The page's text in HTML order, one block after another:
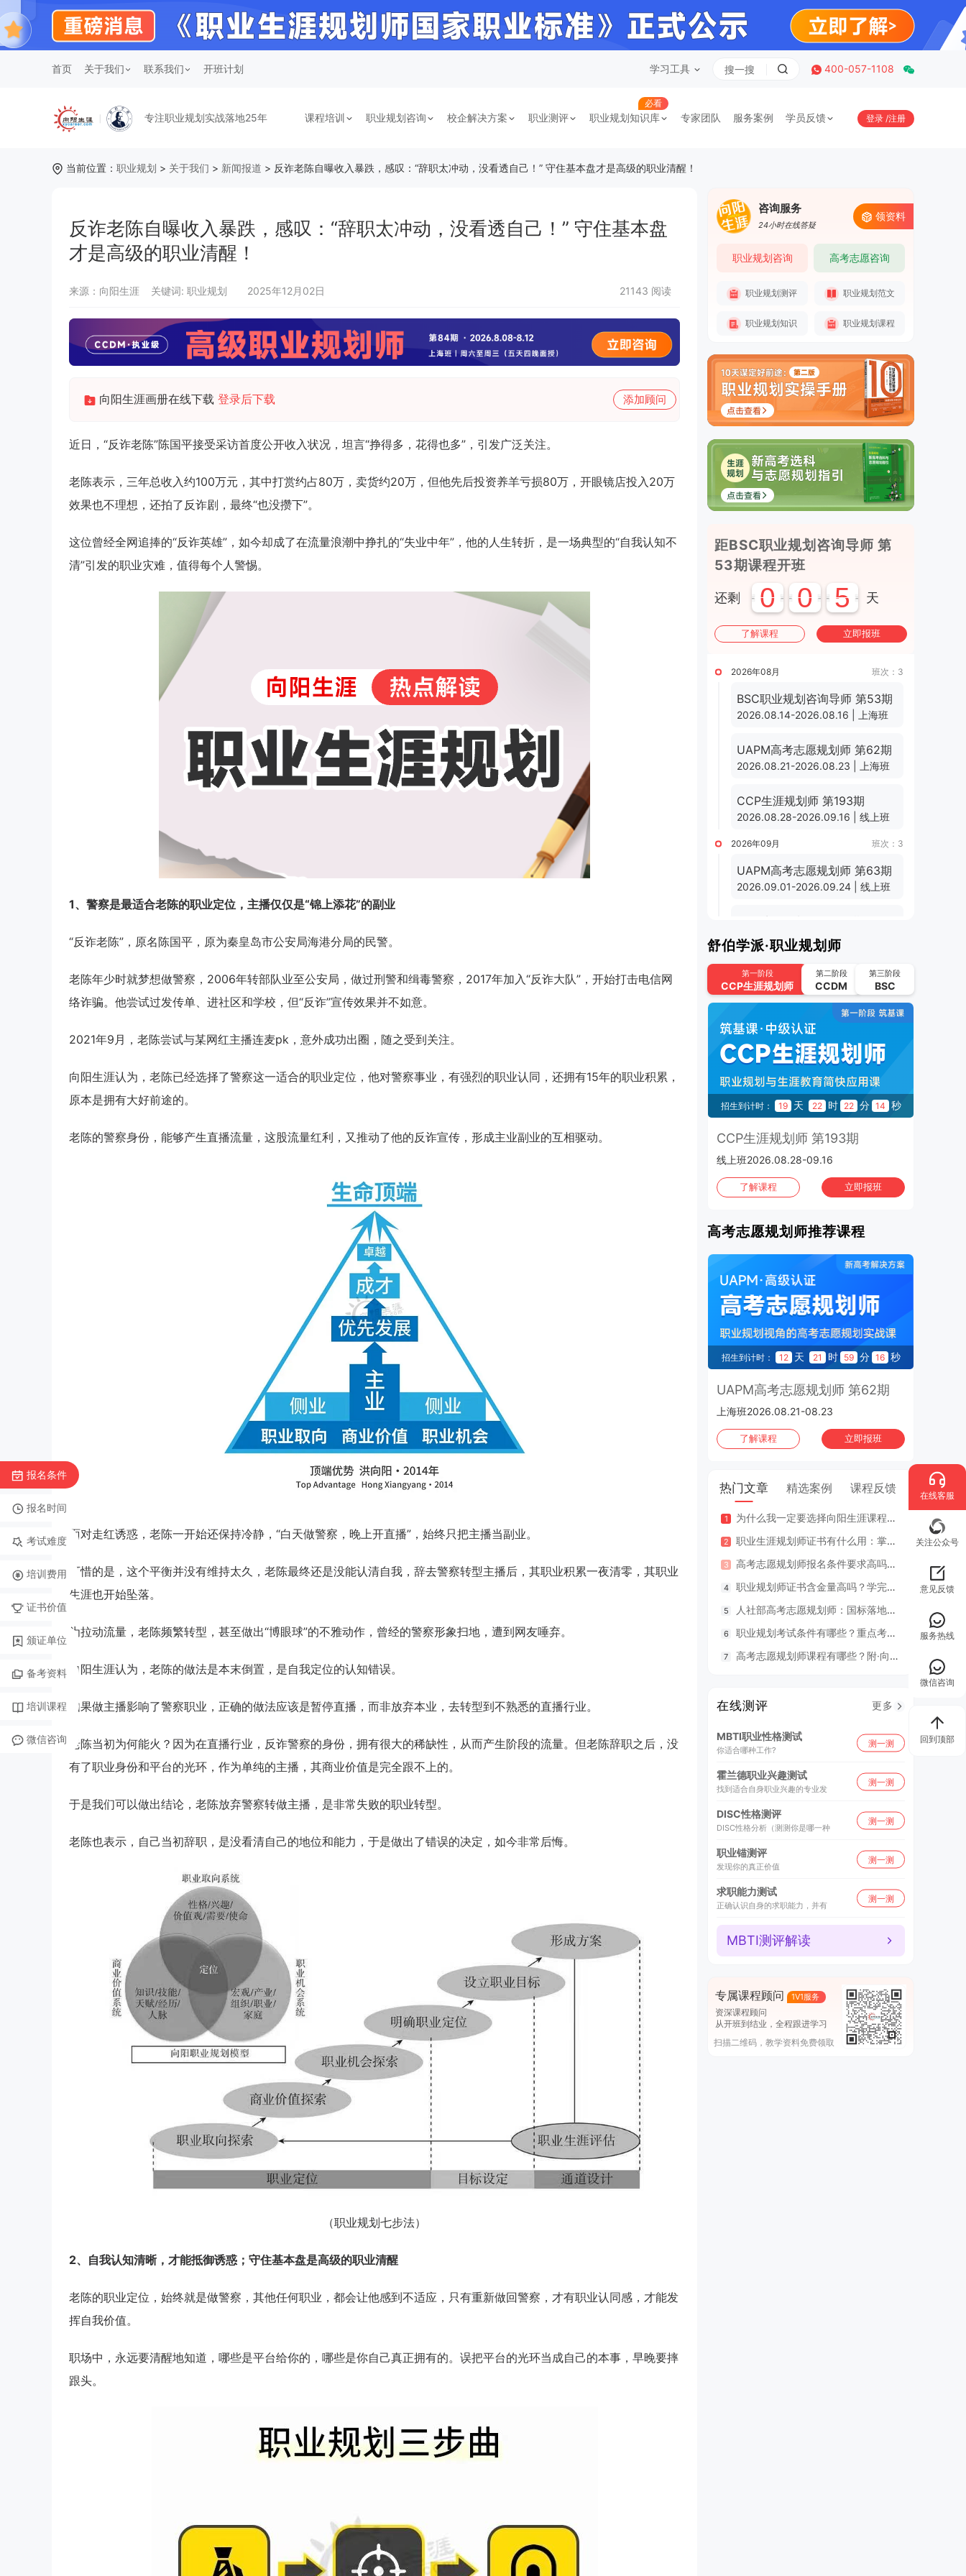
首页 关于我们 联系我们 开班计划 学习工具 400-057-1108
专注职业规划实战落地25年 课程培训 职业规划咨询 校企解决方案 职业测评
必看
职业规划知识库 专家团队 服务案例 学员反馈 登录 /注册
当前位置： 职业规划 > 关于我们 > 新闻报道 > 反诈老陈自曝收入暴跌，感叹：“辞职太冲动，没看透自己！” 守住基本盘才是高级的职业清醒！
反诈老陈自曝收入暴跌，感叹：“辞职太冲动，没看透自己！” 守住基本盘
才是高级的职业清醒！
21143 阅读
来源：向阳生涯 关键词: 职业规划 2025年12月02日
向阳生涯画册在线下载 登录后下载 添加顾问
近日，“反诈老陈”陈国平接受采访首度公开收入状况，坦言“挣得多，花得也多”，引发广泛关注。
老陈表示，三年总收入约100万元，其中打赏约占80万，卖货约20万，但他先后投资养羊亏损80万，开眼镜店投入20万
效果也不理想，还拍了反诈剧，最终“也没攒下”。
这位曾经全网追捧的“反诈英雄”，如今却成了在流量浪潮中挣扎的“失业中年”，他的人生转折，是一场典型的“自我认知不
清”引发的职业灾难，值得每个人警惕。
1、警察是最适合老陈的职业定位，主播仅仅是“锦上添花”的副业
“反诈老陈”，原名陈国平，原为秦皇岛市公安局海港分局的民警。
老陈年少时就梦想做警察，2006年转部队业至公安局，做过刑警和缉毒警察，2017年加入“反诈大队”，开始打击电信网
络诈骗。他尝试过发传单、进社区和学校，但“反诈”宣传效果并不如意。
2021年9月，老陈尝试与某网红主播连麦pk，意外成功出圈，随之受到关注。
向阳生涯认为，老陈已经选择了警察这一适合的职业定位，他对警察事业，有强烈的职业认同，还拥有15年的职业积累，
原本是拥有大好前途的。
老陈的警察身份，能够产生直播流量，这股流量红利，又推动了他的反诈宣传，形成主业副业的互相驱动。
面对走红诱惑，老陈一开始还保持冷静，“白天做警察，晚上开直播”，始终只把主播当副业。
可惜的是，这个平衡并没有维持太久，老陈最终还是没能认清自我，辞去警察转型主播后，其职业积累一夜清零，其职业
生涯也开始坠落。
为拉动流量，老陈频繁转型，甚至做出“博眼球”的不雅动作，曾经的警察形象扫地，遭到网友唾弃。
向阳生涯认为，老陈的做法是本末倒置，是自我定位的认知错误。
如果做主播影响了警察职业，正确的做法应该是暂停直播，而非放弃本业，去转型到不熟悉的直播行业。
老陈当初为何能火？因为在直播行业，反诈警察的身份，拥有很大的稀缺性，从而产生阶段的流量。但老陈辞职之后，没
有了职业身份和平台的光环，作为单纯的主播，其商业价值是完全跟不上的。
于是我们可以做出结论，老陈放弃警察转做主播，是非常失败的职业转型。
老陈也表示，自己当初辞职，是没看清自己的地位和能力，于是做出了错误的决定，如今非常后悔。
（职业规划七步法）
2、自我认知清晰，才能抵御诱惑；守住基本盘是高级的职业清醒
老陈的职业定位，始终就是做警察，其他任何职业，都会让他感到不适应，只有重新做回警察，才有职业认同感，才能发
挥自我价值。
职场中，永远要清醒地知道，哪些是平台给你的，哪些是你自己真正拥有的。误把平台的光环当成自己的本事，早晚要摔
跟头。
咨询服务
24小时在线答疑
领资料
职业规划咨询 高考志愿咨询
职业规划测评 职业规划范文
职业规划知识 职业规划课程
距BSC职业规划咨询导师 第
53期课程开班
还剩 0 0 5 天
了解课程 立即报班
班次：3
2026年08月
BSC职业规划咨询导师 第53期
2026.08.14-2026.08.16 | 上海班
UAPM高考志愿规划师 第62期
2026.08.21-2026.08.23 | 上海班
CCP生涯规划师 第193期
2026.08.28-2026.09.16 | 线上班
班次：3
2026年09月
UAPM高考志愿规划师 第63期
2026.09.01-2026.09.24 | 线上班
2026.09.11-2026.09.30 | 线上班
UAPM高考志愿规划师 第64期
2026.09.22-2026.10.15 | 线上班
班次：4
CCP生涯规划师 第195期
2026.10.02-2026.10.21 | 线上班
UAPM高考志愿规划师 第65期
2026.10.13-2026.11.05 | 线上班
CCP生涯规划师 第196期
2026.10.16-2026.11.04 | 线上班
CCP生涯规划师 第197期
舒伯学派·职业规划师
第一阶段
CCP生涯规划师
第二阶段
CCDM
第三阶段
BSC
BSC职业规划咨询导师 第53期
招生到计时： 19 天 22 时 22 分 13 秒
CCP生涯规划师 第193期
线上班2026.08.28-09.16
了解课程 立即报班
高考志愿规划师推荐课程
招生到计时： 12 天 21 时 59 分 15 秒
UAPM高考志愿规划师 第62期
上海班2026.08.21-08.23
了解课程 立即报班
热门文章 精选案例 课程反馈
CCP学员心得交流
CCDM学员心得交流
学校生涯教育心得交流
为什么我一定要选择向阳生涯课程体系？七大核心理由
职业生涯规划师证书有什么用：掌握专业知识与技能，助人也助己！
高考志愿规划师报名条件要求高吗？专业认证在哪里考？
职业规划师证书含金量高吗？学完好找工作吗？
人社部高考志愿规划师：国标落地，从业标准更明确，持证执业不可少
职业规划考试条件有哪些？重点考什么？
高考志愿规划师课程有哪些？附·向阳生涯26年UAPM课程开班计划表
咨询案
2年
985
在线测评 更多
MBTI职业性格测试
你适合哪种工作?
测一测
霍兰德职业兴趣测试
找到适合自身职业兴趣的专业发
测一测
DISC性格测评
DISC性格分析（测测你是哪一种
测一测
职业锚测评
发现你的真正价值
测一测
求职能力测试
正确认识自身的求职能力，并有
测一测
MBTI测评解读
专属课程顾问 1V1服务
资深课程顾问
从开班到结业，全程跟进学习
扫描二维码，教学资料免费领取
报名条件
报名时间
考试难度
培训费用
证书价值
颁证单位
备考资料
培训课程
微信咨询
在线客服
关注公众号
意见反馈
服务热线
微信咨询
回到顶部